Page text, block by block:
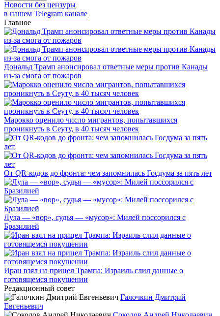
Новости без цензуры
в нашем Telegram канале
Главное
Дональд Трамп анонсировал ответные меры против Канады
из-за смога от пожаров
Марокко оценило число мигрантов, попытавшихся
проникнуть в Сеуту, в 40 тысяч человек
От QR-кодов до фронта: чем запомнилась Госдума за пять лет
Лула — «вор», судья — «мусор»: Милей поссорился с
Бразилией
Иран взял на прицел Трампа: Израиль слил данные о
готовящемся покушении
Редакционный совет
Галочкин Дмитрий
Евгеньевич